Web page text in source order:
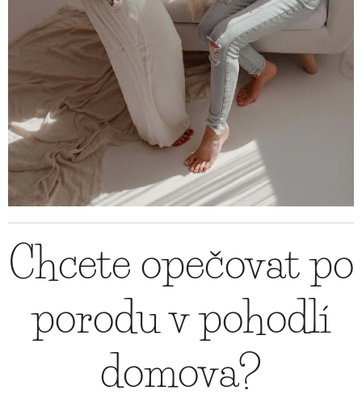
Chcete opečovat po
porodu v pohodlí
domova?